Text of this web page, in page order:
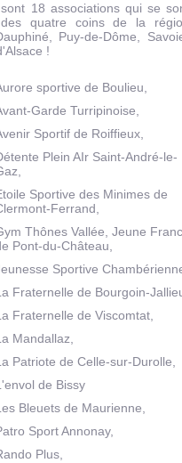
18 associations qui se
des quatre coins de la
Puy-de-Dôme,
!
sportive de Boulieu,
Garde Turripinoise,
Sportif de Roiffieux,
Plein AIr Saint-André-le-
Sportive des Minimes de
Ferrand,
Thônes Vallée, Jeune
Pont-du-Château,
Sportive
Fraternelle de Bourgoin-
Fraternelle de Viscomtat,
Mandallaz,
Patriote de Celle-sur-Durolle,
de Bissy
Bleuets de Maurienne,
Sport Annonay,
Plus,